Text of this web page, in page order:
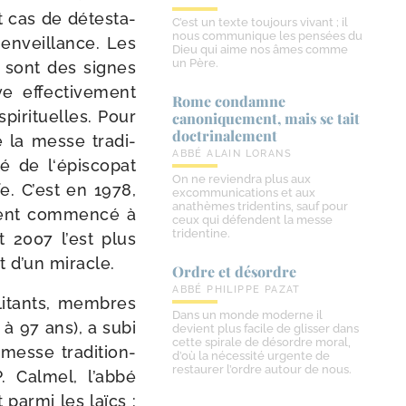
cas de détes­ta­
Les
des signes
effec­ti­ve­ment
Pour
la messe tra­di­
de l‘épiscopat
C’est en 1978,
com­men­cé à
l’est plus
miracle.
membres
97 ans), a subi
tra­di­tion­
l’abbé
par­mi les laïcs :
C’est un texte toujours vivant ; il
nous communique les pensées du
Dieu qui aime nos âmes comme
un Père.
Rome condamne
canoniquement, mais se tait
doctrinalement
ABBÉ ALAIN LORANS
On ne reviendra plus aux
excommunications et aux
anathèmes tridentins, sauf pour
ceux qui défendent la messe
tridentine.
Ordre et désordre
ABBÉ PHILIPPE PAZAT
Dans un monde moderne il
devient plus facile de glisser dans
cette spirale de désordre moral,
d’où la nécessité urgente de
restaurer l’ordre autour de nous.